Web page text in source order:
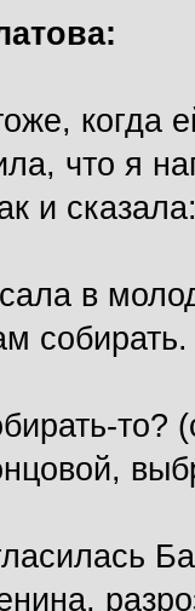
когда
что я
и
в
собирать.
то?